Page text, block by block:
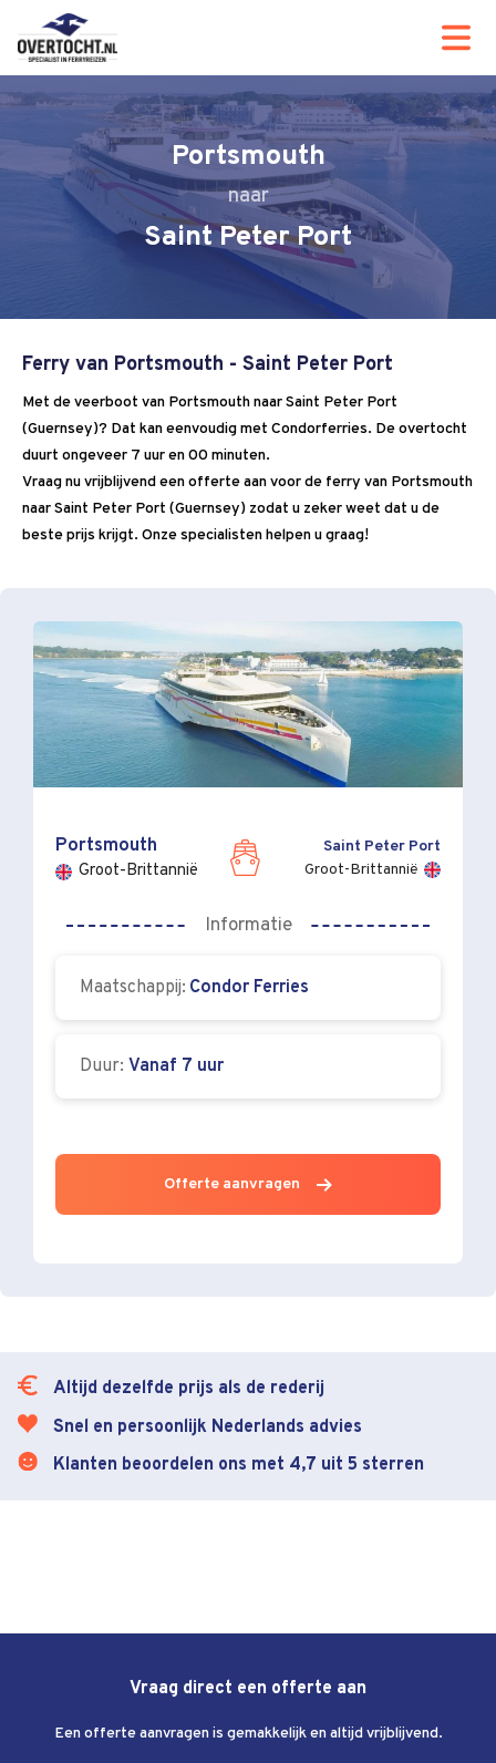
Portsmouth
Saint Peter Port
Portsmouth
Groot-Brittannië
Saint Peter Port
Groot-Brittannië
Informatie
Maatschappij: Condor Ferries
Duur: Vanaf 7 uur
Offerte aanvragen
Ferry van Portsmouth - Saint Peter Port
Met de veerboot van Portsmouth naar Saint Peter Port
(Guernsey)? Dat kan eenvoudig met Condorferries. De overtocht
duurt ongeveer 7 uur en 00 minuten.
Vraag nu vrijblijvend een offerte aan voor de ferry van Portsmouth
naar Saint Peter Port (Guernsey) zodat u zeker weet dat u de
beste prijs krijgt. Onze specialisten helpen u graag!
Altijd dezelfde prijs als de rederij
Snel en persoonlijk Nederlands advies
Klanten beoordelen ons met 4,7 uit 5 sterren
Vraag direct een offerte aan
Een offerte aanvragen is gemakkelijk en altijd vrijblijvend.